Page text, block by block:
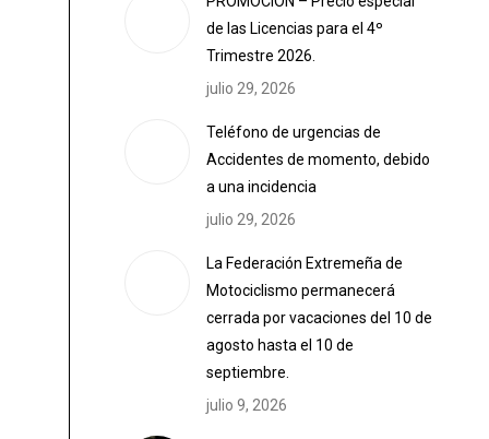
de las Licencias para el 4º
Trimestre 2026.
julio 29, 2026
Teléfono de urgencias de
Accidentes de momento, debido
a una incidencia
julio 29, 2026
La Federación Extremeña de
Motociclismo permanecerá
cerrada por vacaciones del 10 de
agosto hasta el 10 de
septiembre.
julio 9, 2026